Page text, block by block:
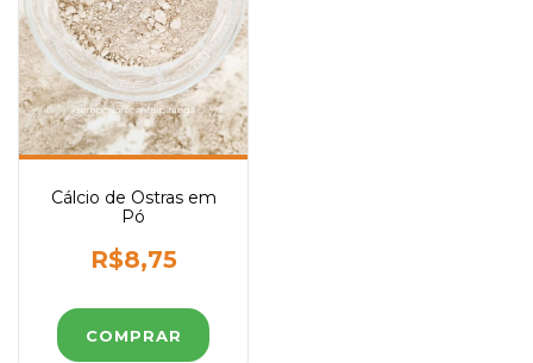
Cálcio de Ostras em
Pó
R$8,75
COMPRAR